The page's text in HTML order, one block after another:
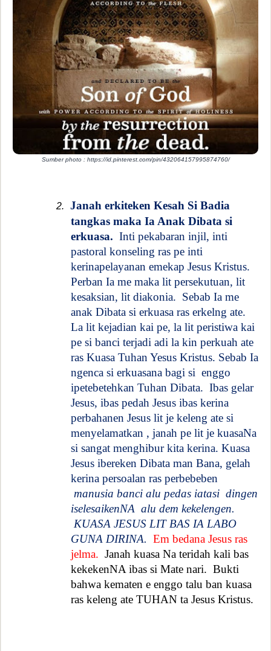
Sumber photo : https://id.pinterest.com/pin/432064157995874760/
2.
Janah erkiteken Kesah Si Badia
tangkas maka Ia Anak Dibata si
erkuasa. Inti pekabaran injil, inti
pastoral konseling ras pe inti
kerinapelayanan emekap Jesus Kristus.
Perban Ia me maka lit persekutuan, lit
kesaksian, lit diakonia. Sebab Ia me
anak Dibata si erkuasa ras erkelng ate.
La lit kejadian kai pe, la lit peristiwa kai
pe si banci terjadi adi la kin perkuah ate
ras Kuasa Tuhan Yesus Kristus. Sebab Ia
ngenca si erkuasana bagi si enggo
ipetebetehkan Tuhan Dibata. Ibas gelar
Jesus, ibas pedah Jesus ibas kerina
perbahanen Jesus lit je keleng ate si
menyelamatkan , janah pe lit je kuasaNa
si sangat menghibur kita kerina. Kuasa
Jesus ibereken Dibata man Bana, gelah
kerina persoalan ras perbebeben
manusia banci alu pedas iatasi dingen
iselesaikenNA alu dem kekelengen.
KUASA JESUS LIT BAS IA LABO
GUNA DIRINA. Em bedana Jesus ras
jelma. Janah kuasa Na teridah kali bas
kekekenNA ibas si Mate nari. Bukti
bahwa kematen e enggo talu ban kuasa
ras keleng ate TUHAN ta Jesus Kristus.